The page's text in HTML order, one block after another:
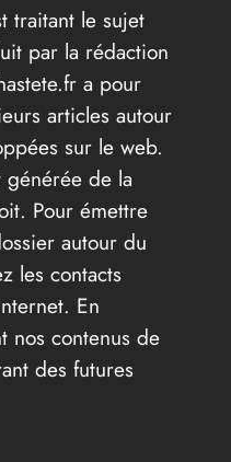
traitant le sujet
par la rédaction
a pour
articles autour
sur le web.
de la
Pour émettre
autour du
les contacts
En
nos contenus de
des futures